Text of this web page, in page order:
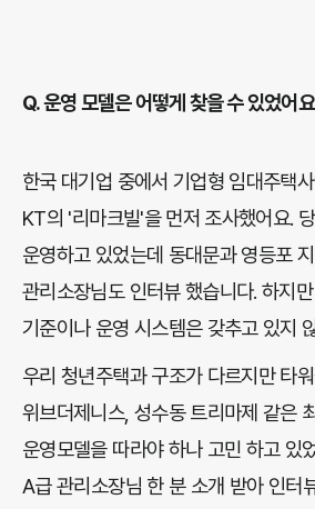
Q.운영 모델은 어떻게 찾을 수 있었어
한국 대기업 중에서 기업형 임대주택
KT의 '리마크빌'을 먼저 조사했어요.
운영하고 있었는데 동대문과 영등포
관리소장님도 인터뷰 했습니다. 하지
기준이나 운영 시스템은 갖추고 있지
우리 청년주택과 구조가 다르지만 타
위브더제니스, 성수동 트리마제 같은
운영모델을 따라야 하나 고민 하고 있
A급 관리소장님 한 분 소개 받아 인터